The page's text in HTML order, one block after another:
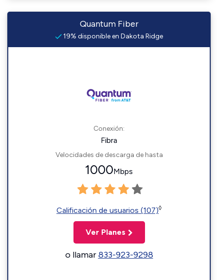
Quantum Fiber
19% disponible en Dakota Ridge
Conexión:
Fibra
Velocidades de descarga de hasta
1000Mbps
Calificación de usuarios (107)◊
Ver Planes
o llamar833-923-9298